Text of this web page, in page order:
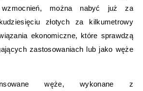
wzmocnień, można nabyć już za
złotych za kilkumetrowy
ekonomiczne, które sprawdzą
zastosowaniach lub jako węże
węże, wykonane z